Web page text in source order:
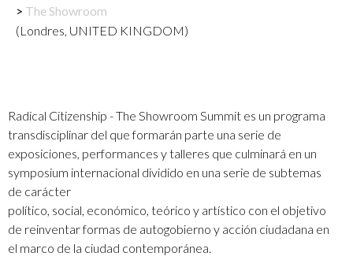
The Showroom
(Londres, UNITED KINGDOM)
Radical Citizenship - The Showroom Summit es un programa
transdisciplinar del que formarán parte una serie de
exposiciones, performances y talleres que culminará en un
symposium internacional dividido en una serie de subtemas
de carácter
político, social, económico, teórico y artístico con el objetivo
de reinventar formas de autogobierno y acción ciudadana en
el marco de la ciudad contemporánea.